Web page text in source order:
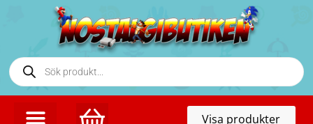
Visa produkter